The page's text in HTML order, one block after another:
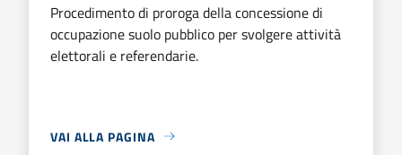
Procedimento di proroga della concessione di
occupazione suolo pubblico per svolgere attività
elettorali e referendarie.
VAI ALLA PAGINA